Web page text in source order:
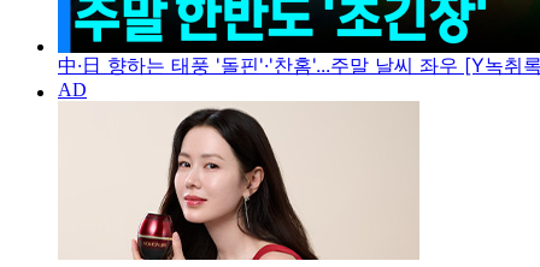
中·日 향하는 태풍 '돌핀'·'찬홈'...주말 날씨 좌우 [Y녹취